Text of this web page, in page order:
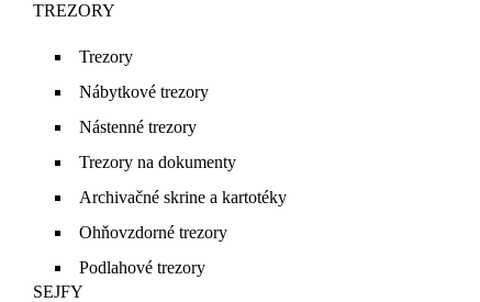
TREZORY
Trezory
Nábytkové trezory
Nástenné trezory
Trezory na dokumenty
Archivačné skrine a kartotéky
Ohňovzdorné trezory
Podlahové trezory
SEJFY